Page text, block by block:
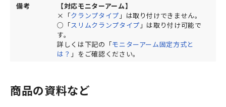
備考
【対応モニターアーム】
×「クランプタイプ 」は取り付けできません。
○「スリムクランプタイプ 」は取り付け可能で
す。
詳しくは下記の「モニターアーム固定方式と
は？ 」をご確認ください。
商品の資料など